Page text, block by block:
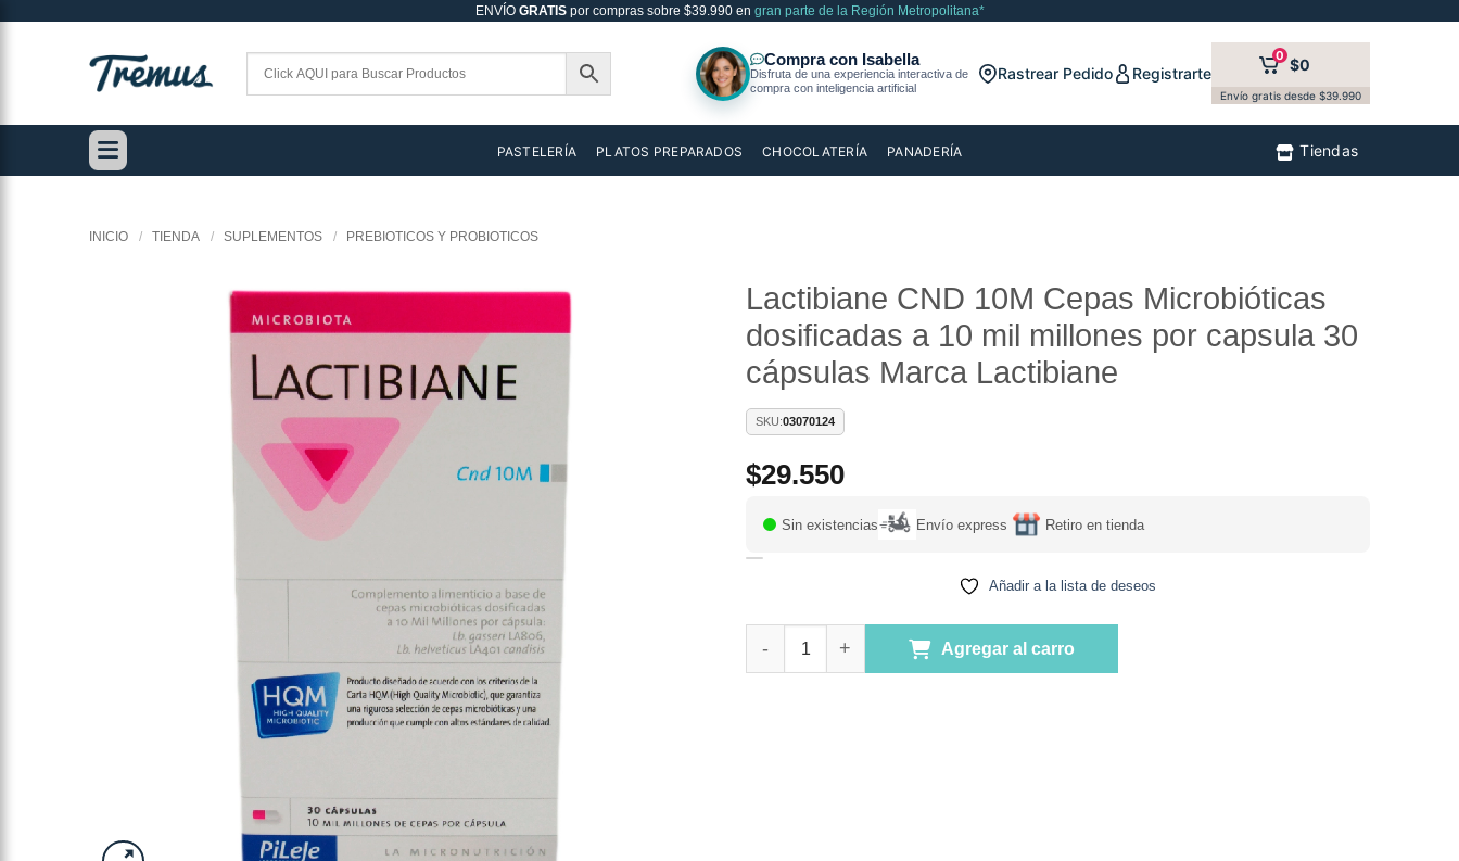
ENVÍO GRATISpor compras sobre $39.990 en gran parte de la Región Metropolitana*
Rastrear Pedido Registrarte
0 $0
Envío gratis desde $39.990
PASTELERÍA PLATOS PREPARADOS CHOCOLATERÍA PANADERÍA Tiendas
INICIO / TIENDA / SUPLEMENTOS / PREBIOTICOS Y PROBIOTICOS
Lactibiane CND 10M Cepas Microbióticas
dosificadas a 10 mil millones por capsula 30
cápsulas Marca Lactibiane
SKU:03070124
$29.550
Sin existencias Envío express Retiro en tienda
Añadir a la lista de deseos
Agregar al carro